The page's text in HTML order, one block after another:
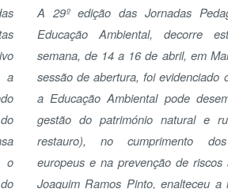
europeus e na prevenção de riscos ambientais.
Joaquim Ramos Pinto, enalteceu a importância
de um envolvimento coletivo, principalmente
importância do trabalho de campo prático.
Ler mais...
Biodiversity Iniciatives
- Youth Workers